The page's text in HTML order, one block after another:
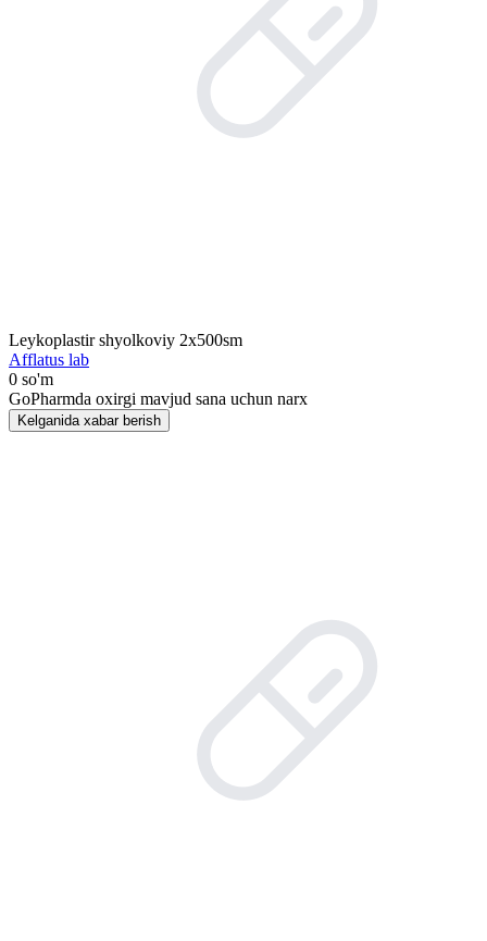
Leykoplastir shyolkoviy 2x500sm
Afflatus lab
0 so'm
GoPharmda oxirgi mavjud sana uchun narx
Kelganida xabar berish